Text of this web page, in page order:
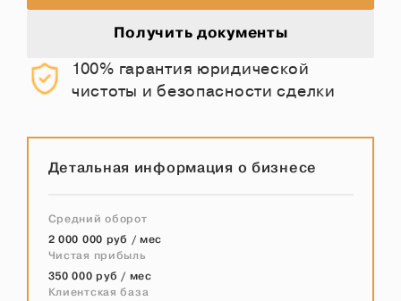
Получить документы
100% гарантия юридической
чистоты и безопасности сделки
Детальная информация о бизнесе
Средний оборот
2 000 000 руб / мес
Чистая прибыль
350 000 руб / мес
Клиентская база